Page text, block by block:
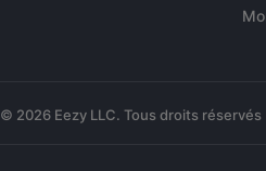
© 2026 Eezy LLC. Tous droits réservés